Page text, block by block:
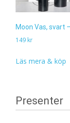
Moon Vas, svart
149 kr
Läs mera & köp
Presenter